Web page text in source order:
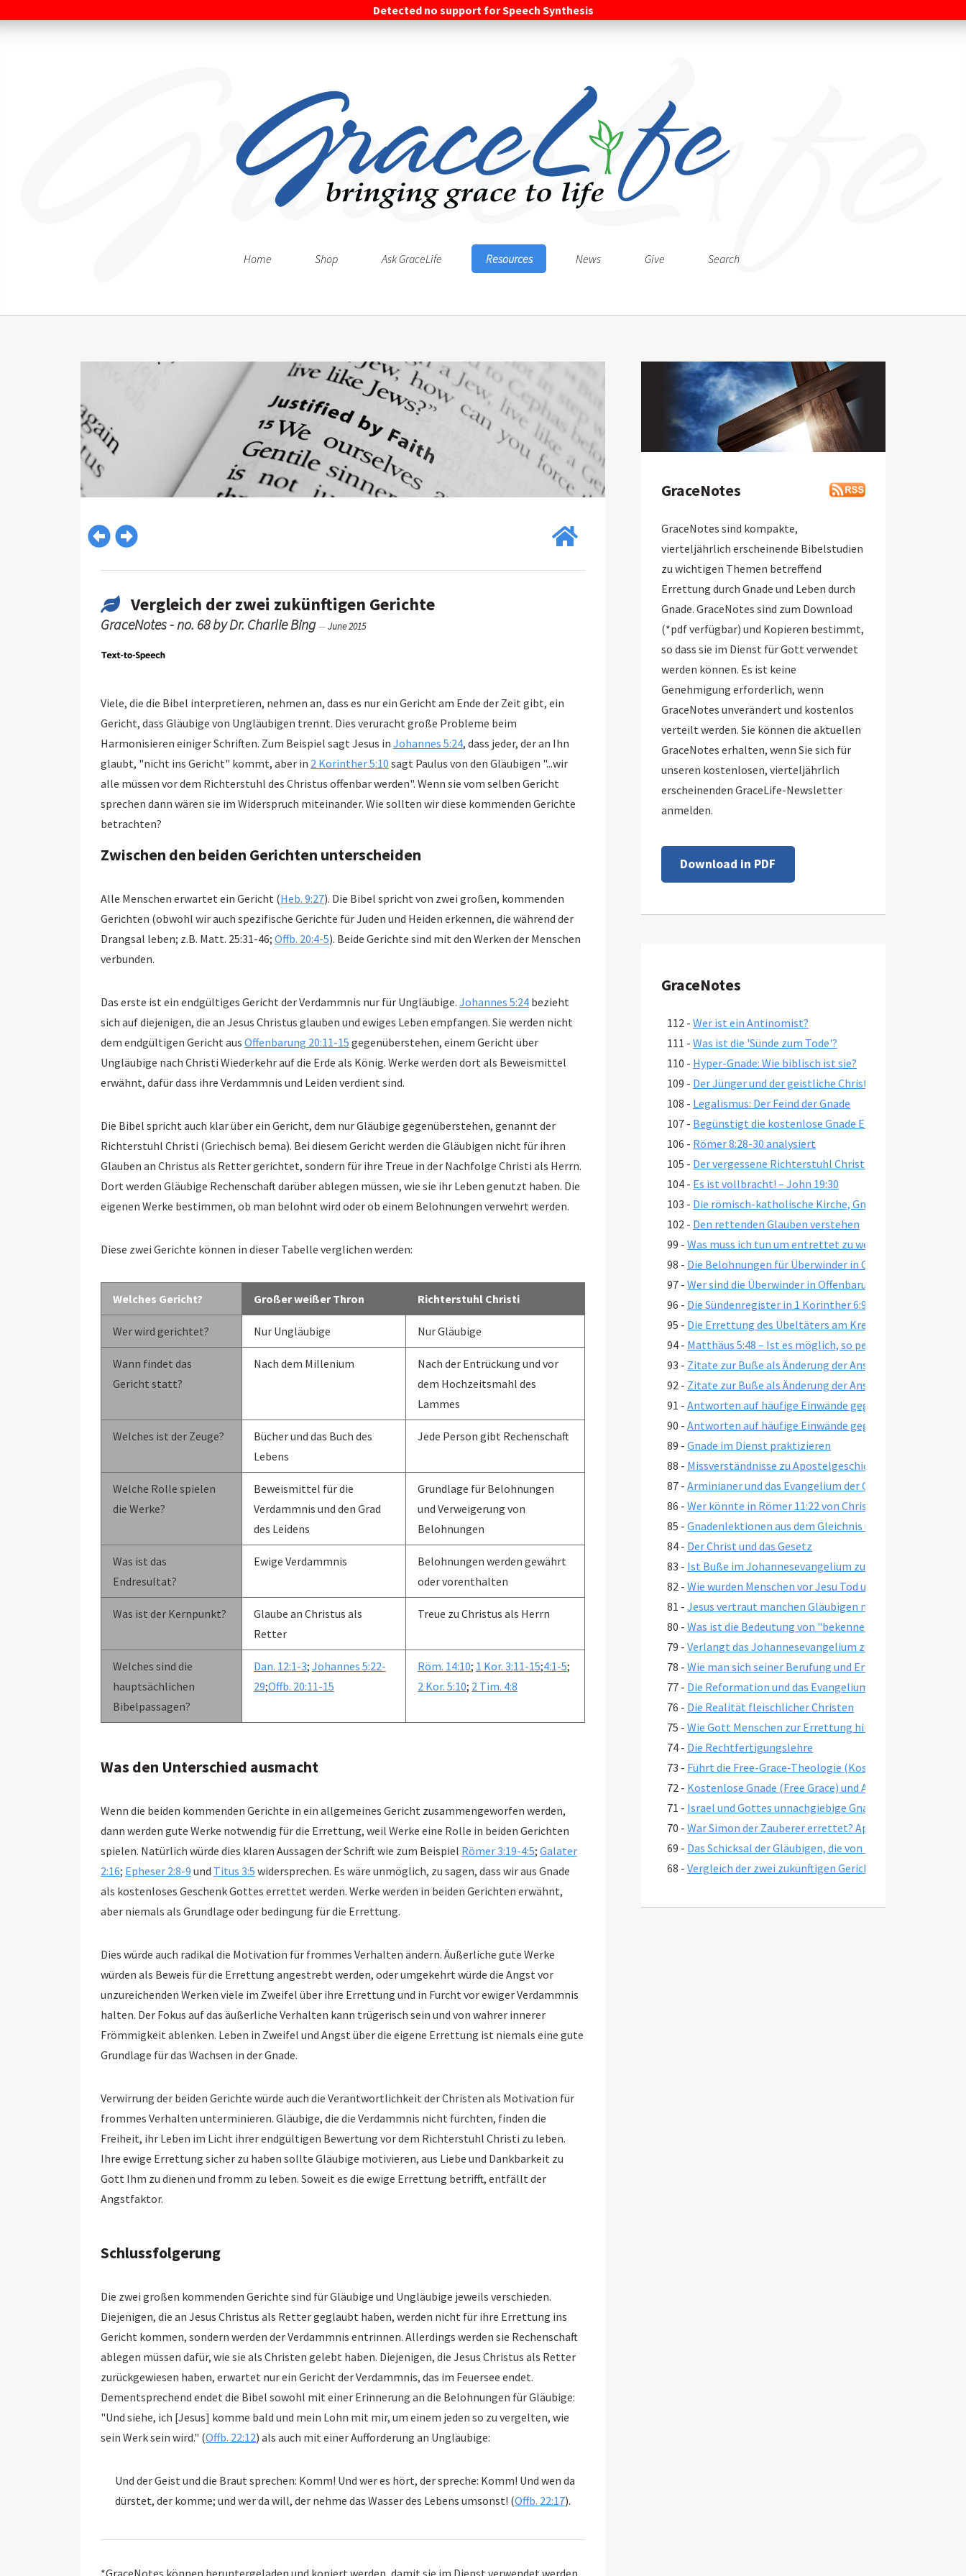
Detected no support for Speech Synthesis
Home Shop Ask GraceLife Resources News Give Search
Vergleich der zwei zukünftigen Gerichte
GraceNotes - no. 68 by Dr. Charlie Bing—June 2015
Viele, die die Bibel interpretieren, nehmen an, dass es nur ein Gericht am Ende der Zeit gibt, ein
Gericht, dass Gläubige von Ungläubigen trennt. Dies veruracht große Probleme beim
Harmonisieren einiger Schriften. Zum Beispiel sagt Jesus in Johannes 5:24, dass jeder, der an Ihn
glaubt, "nicht ins Gericht" kommt, aber in 2 Korinther 5:10 sagt Paulus von den Gläubigen "...wir
alle müssen vor dem Richterstuhl des Christus offenbar werden". Wenn sie vom selben Gericht
sprechen dann wären sie im Widerspruch miteinander. Wie sollten wir diese kommenden Gerichte
betrachten?
Zwischen den beiden Gerichten unterscheiden
Alle Menschen erwartet ein Gericht (Heb. 9:27). Die Bibel spricht von zwei großen, kommenden
Gerichten (obwohl wir auch spezifische Gerichte für Juden und Heiden erkennen, die während der
Drangsal leben; z.B. Matt. 25:31-46; Offb. 20:4-5). Beide Gerichte sind mit den Werken der Menschen
verbunden.
Das erste ist ein endgültiges Gericht der Verdammnis nur für Ungläubige. Johannes 5:24 bezieht
sich auf diejenigen, die an Jesus Christus glauben und ewiges Leben empfangen. Sie werden nicht
dem endgültigen Gericht aus Offenbarung 20:11-15 gegenüberstehen, einem Gericht über
Ungläubige nach Christi Wiederkehr auf die Erde als König. Werke werden dort als Beweismittel
erwähnt, dafür dass ihre Verdammnis und Leiden verdient sind.
Die Bibel spricht auch klar über ein Gericht, dem nur Gläubige gegenüberstehen, genannt der
Richterstuhl Christi (Griechisch bema). Bei diesem Gericht werden die Gläubigen nicht für ihren
Glauben an Christus als Retter gerichtet, sondern für ihre Treue in der Nachfolge Christi als Herrn.
Dort werden Gläubige Rechenschaft darüber ablegen müssen, wie sie ihr Leben genutzt haben. Die
eigenen Werke bestimmen, ob man belohnt wird oder ob einem Belohnungen verwehrt werden.
Diese zwei Gerichte können in dieser Tabelle verglichen werden:
Welches Gericht? Großer weißer Thron Richterstuhl Christi
Wer wird gerichtet? Nur Ungläubige Nur Gläubige
Wann findet das
Gericht statt?
Nach dem Millenium
Nach der Entrückung und vor
dem Hochzeitsmahl des
Lammes
Welches ist der Zeuge?
Bücher und das Buch des
Lebens
Jede Person gibt Rechenschaft
Welche Rolle spielen
die Werke?
Beweismittel für die
Verdammnis und den Grad
des Leidens
Grundlage für Belohnungen
und Verweigerung von
Belohnungen
Was ist das
Endresultat?
Ewige Verdammnis
Belohnungen werden gewährt
oder vorenthalten
Was ist der Kernpunkt?
Glaube an Christus als
Retter
Treue zu Christus als Herrn
Welches sind die
hauptsächlichen
Bibelpassagen?
Dan. 12:1-3; Johannes 5:22-
29;Offb. 20:11-15
Röm. 14:10; 1 Kor. 3:11-15;4:1-5;
2 Kor. 5:10; 2 Tim. 4:8
Was den Unterschied ausmacht
Wenn die beiden kommenden Gerichte in ein allgemeines Gericht zusammengeworfen werden,
dann werden gute Werke notwendig für die Errettung, weil Werke eine Rolle in beiden Gerichten
spielen. Natürlich würde dies klaren Aussagen der Schrift wie zum Beispiel Römer 3:19-4:5; Galater
2:16; Epheser 2:8-9 und Titus 3:5 widersprechen. Es wäre unmöglich, zu sagen, dass wir aus Gnade
als kostenloses Geschenk Gottes errettet werden. Werke werden in beiden Gerichten erwähnt,
aber niemals als Grundlage oder bedingung für die Errettung.
Dies würde auch radikal die Motivation für frommes Verhalten ändern. Äußerliche gute Werke
würden als Beweis für die Errettung angestrebt werden, oder umgekehrt würde die Angst vor
unzureichenden Werken viele im Zweifel über ihre Errettung und in Furcht vor ewiger Verdammnis
halten. Der Fokus auf das äußerliche Verhalten kann trügerisch sein und von wahrer innerer
Frömmigkeit ablenken. Leben in Zweifel und Angst über die eigene Errettung ist niemals eine gute
Grundlage für das Wachsen in der Gnade.
Verwirrung der beiden Gerichte würde auch die Verantwortlichkeit der Christen als Motivation für
frommes Verhalten unterminieren. Gläubige, die die Verdammnis nicht fürchten, finden die
Freiheit, ihr Leben im Licht ihrer endgültigen Bewertung vor dem Richterstuhl Christi zu leben.
Ihre ewige Errettung sicher zu haben sollte Gläubige motivieren, aus Liebe und Dankbarkeit zu
Gott Ihm zu dienen und fromm zu leben. Soweit es die ewige Errettung betrifft, entfällt der
Angstfaktor.
Schlussfolgerung
Die zwei großen kommenden Gerichte sind für Gläubige und Ungläubige jeweils verschieden.
Diejenigen, die an Jesus Christus als Retter geglaubt haben, werden nicht für ihre Errettung ins
Gericht kommen, sondern werden der Verdammnis entrinnen. Allerdings werden sie Rechenschaft
ablegen müssen dafür, wie sie als Christen gelebt haben. Diejenigen, die Jesus Christus als Retter
zurückgewiesen haben, erwartet nur ein Gericht der Verdammnis, das im Feuersee endet.
Dementsprechend endet die Bibel sowohl mit einer Erinnerung an die Belohnungen für Gläubige:
"Und siehe, ich [Jesus] komme bald und mein Lohn mit mir, um einem jeden so zu vergelten, wie
sein Werk sein wird." (Offb. 22:12 ) als auch mit einer Aufforderung an Ungläubige:
Und der Geist und die Braut sprechen: Komm! Und wer es hört, der spreche: Komm! Und wen da
dürstet, der komme; und wer da will, der nehme das Wasser des Lebens umsonst! (Offb. 22:17).
GraceNotes
GraceNotes sind kompakte,
vierteljährlich erscheinende Bibelstudien
zu wichtigen Themen betreffend
Errettung durch Gnade und Leben durch
Gnade. GraceNotes sind zum Download
(*pdf verfügbar) und Kopieren bestimmt,
so dass sie im Dienst für Gott verwendet
werden können. Es ist keine
Genehmigung erforderlich, wenn
GraceNotes unverändert und kostenlos
verteilt werden. Sie können die aktuellen
GraceNotes erhalten, wenn Sie sich für
unseren kostenlosen, vierteljährlich
erscheinenden GraceLife-Newsletter
anmelden.
Download in PDF
GraceNotes
112 - Wer ist ein Antinomist?
111 - Was ist die 'Sünde zum Tode'?
110 - Hyper-Gnade: Wie biblisch ist sie?
109 - Der Jünger und der geistliche Christ
108 - Legalismus: Der Feind der Gnade
107 - Begünstigt die kostenlose Gnade Easy-Believism?
106 - Römer 8:28-30 analysiert
105 - Der vergessene Richterstuhl Christi
104 - Es ist vollbracht! – John 19:30
103 - Die römisch-katholische Kirche, Gnade und Errettung
102 - Den rettenden Glauben verstehen
99 - Was muss ich tun um entrettet zu werden?
98 - Die Belohnungen für Überwinder in Offenbarung 2-3
97 - Wer sind die Überwinder in Offenbarung 2-3?
96 - Die Sündenregister in 1 Korinther 6:9-11, Galater 5:19-
95 - Die Errettung des Übeltäters am Kreuz
94 - Matthäus 5:48 – Ist es möglich, so perfekt wie Gott zu
93 - Zitate zur Buße als Änderung der Ansicht, Teil 2
92 - Zitate zur Buße als Änderung der Ansicht, Teil 1
91 - Antworten auf häufige Einwände gegen die kostenlose
90 - Antworten auf häufige Einwände gegen die kostenlose
89 - Gnade im Dienst praktizieren
88 - Missverständnisse zu Apostelgeschichte 16:31
87 - Arminianer und das Evangelium der Gnade
86 - Wer könnte in Römer 11:22 von Christus abgehauen
85 - Gnadenlektionen aus dem Gleichnis über den verlorenen
84 - Der Christ und das Gesetz
83 - Ist Buße im Johannesevangelium zu finden?
82 - Wie wurden Menschen vor Jesu Tod und Auferstehung
81 - Jesus vertraut manchen Gläubigen nicht – Johannes
80 - Was ist die Bedeutung von "bekennen" in Römer 10:9-
79 - Verlangt das Johannesevangelium zur Errettung
78 - Wie man sich seiner Berufung und Erwählung
77 - Die Reformation und das Evangelium der Gnade
76 - Die Realität fleischlicher Christen
75 - Wie Gott Menschen zur Errettung hin zieht
74 - Die Rechtfertigungslehre
73 - Führt die Free-Grace-Theologie (Kostenlose Gnade) zu
72 - Kostenlose Gnade (Free Grace) und Ansichten über die
71 - Israel und Gottes unnachgiebige Gnade
70 - War Simon der Zauberer errettet? Apg. 8:17-24
69 - Das Schicksal der Gläubigen, die von falschen Lehrern
68 - Vergleich der zwei zukünftigen Gerichte
66 -Warum ist Lordship Salvation so populär?